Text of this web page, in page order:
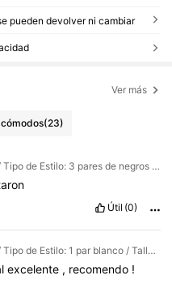
pueden devolver ni cambiar
Ver más
(23)
Color: Multicolor / Tipo de Estilo: 3 pares de negros / Talla: 36-39
Útil (0)
Color: Multicolor / Tipo de Estilo: 1 par blanco / Talla: 36-39
excelente , recomendo !